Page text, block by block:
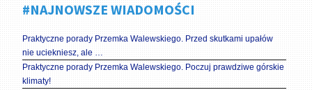
#NAJNOWSZE WIADOMOŚCI
Praktyczne porady Przemka Walewskiego. Przed skutkami upałów
nie uciekniesz, ale …
Praktyczne porady Przemka Walewskiego. Poczuj prawdziwe górskie
klimaty!